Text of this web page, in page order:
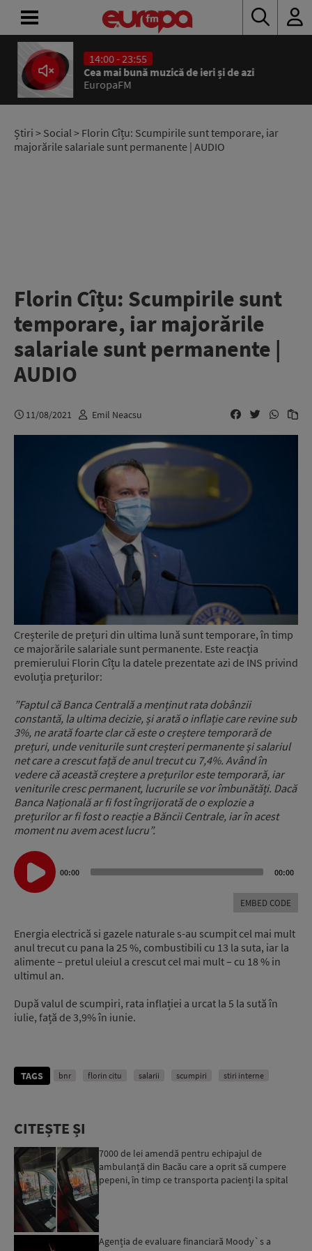
14:00 - 23:55
Cea mai bună muzică de ieri și de azi
EuropaFM
Știri > Social> Florin Cîțu: Scumpirile sunt temporare, iar
majorările salariale sunt permanente | AUDIO
Florin Cîțu: Scumpirile sunt
temporare, iar majorările
salariale sunt permanente |
AUDIO
11/08/2021 Emil Neacsu
Creșterile de prețuri din ultima lună sunt temporare, în timp
ce majorările salariale sunt permanente. Este reacția
premierului Florin Cîțu la datele prezentate azi de INS privind
evoluția prețurilor:
”Faptul că Banca Centrală a menținut rata dobânzii
constantă, la ultima decizie, și arată o inflație care revine sub
3%, ne arată foarte clar că este o creștere temporară de
prețuri, unde veniturile sunt creșteri permanente și salariul
net care a crescut față de anul trecut cu 7,4%. Având în
vedere că această creștere a prețurilor este temporară, iar
veniturile cresc permanent, lucrurile se vor îmbunătăți. Dacă
Banca Națională ar fi fost îngrijorată de o explozie a
prețurilor ar fi fost o reacție a Băncii Centrale, iar în acest
moment nu avem acest lucru”.
Audio
Player
00:00 00:00
EMBED CODE
Energia electrică si gazele naturale s-au scumpit cel mai mult
anul trecut cu pana la 25 %, combustibili cu 13 la suta, iar la
alimente – pretul uleiul a crescut cel mai mult – cu 18 % in
ultimul an.
După valul de scumpiri, rata inflației a urcat la 5 la sută în
iulie, față de 3,9% în iunie.
TAGS bnr florin citu salarii scumpiri stiri interne
CITEȘTE ȘI
7000 de lei amendă pentru echipajul de
ambulanță din Bacău care a oprit să cumpere
pepeni, în timp ce transporta pacienți la spital
Agenția de evaluare financiară Moody`s a
ACASĂ
ȘTIRI
RADIO